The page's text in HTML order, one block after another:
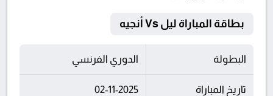
بطاقة المباراة ليل Vs أنجيه
البطولة الدوري الفرنسي
تاريخ المباراة 02-11-2025